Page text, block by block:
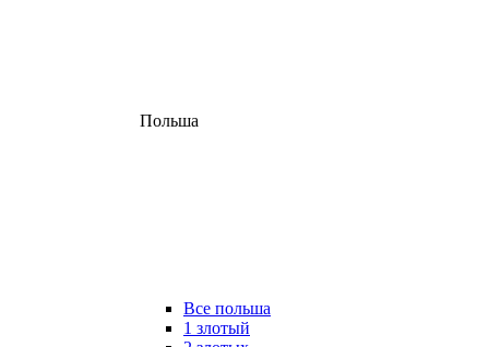
Польша
Все польша
1 злотый